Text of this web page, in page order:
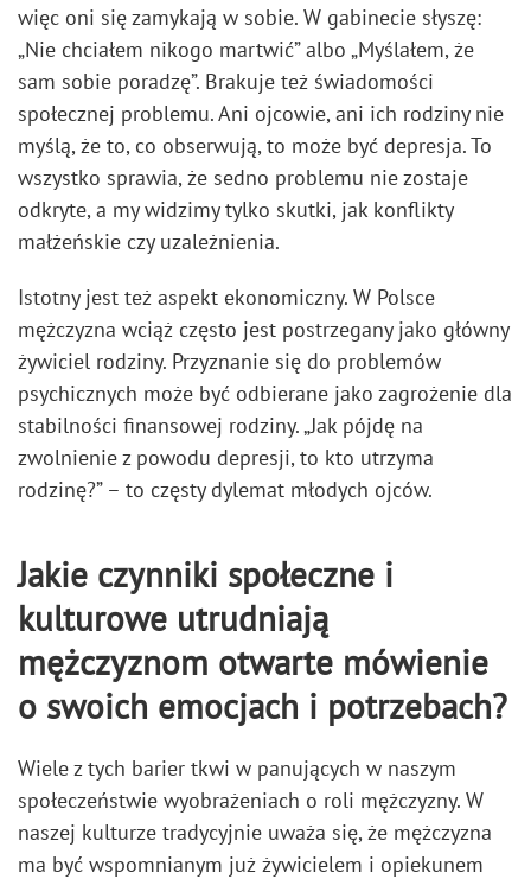
więc oni się zamykają w sobie. W gabinecie słyszę:
„Nie chciałem nikogo martwić” albo „Myślałem, że
sam sobie poradzę”. Brakuje też świadomości
społecznej problemu. Ani ojcowie, ani ich rodziny nie
myślą, że to, co obserwują, to może być depresja. To
wszystko sprawia, że sedno problemu nie zostaje
odkryte, a my widzimy tylko skutki, jak konflikty
małżeńskie czy uzależnienia.
Istotny jest też aspekt ekonomiczny. W Polsce
mężczyzna wciąż często jest postrzegany jako główny
żywiciel rodziny. Przyznanie się do problemów
psychicznych może być odbierane jako zagrożenie dla
stabilności finansowej rodziny. „Jak pójdę na
zwolnienie z powodu depresji, to kto utrzyma
rodzinę?” – to częsty dylemat młodych ojców.
Jakie czynniki społeczne i
kulturowe utrudniają
mężczyznom otwarte mówienie
o swoich emocjach i potrzebach?
Wiele z tych barier tkwi w panujących w naszym
społeczeństwie wyobrażeniach o roli mężczyzny. W
naszej kulturze tradycyjnie uważa się, że mężczyzna
ma być wspomnianym już żywicielem i opiekunem